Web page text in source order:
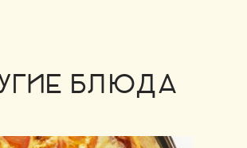
БЛЮДА